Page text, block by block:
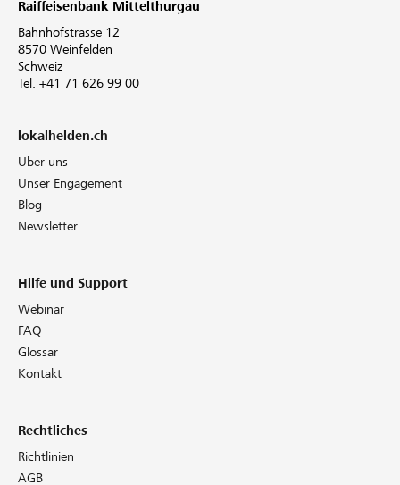
Raiffeisenbank Mittelthurgau
Bahnhofstrasse 12
8570 Weinfelden
Schweiz
Tel. +41 71 626 99 00
lokalhelden.ch
Über uns
Unser Engagement
Blog
Newsletter
Hilfe und Support
Webinar
FAQ
Glossar
Kontakt
Rechtliches
Richtlinien
AGB